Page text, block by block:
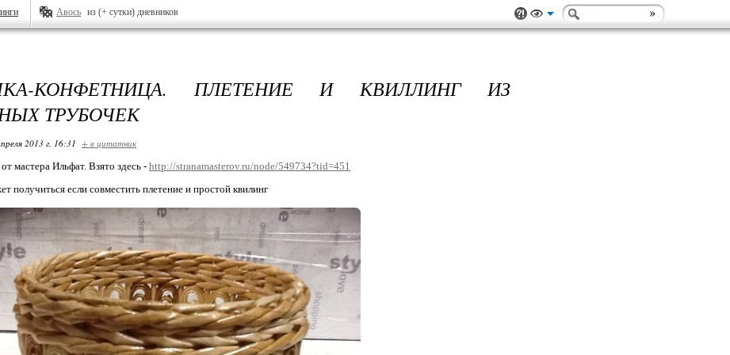
Авось из (+ сутки) дневников
КОНФЕТНИЦА. ПЛЕТЕНИЕ И КВИЛЛИНГ ИЗ
ТРУБОЧЕК
2013 г. 16:31 + в цитатник
мастера Ильфат. Взято здесь - http://stranamasterov.ru/node/549734?tid=451
получиться если совместить плетение и простой квилинг